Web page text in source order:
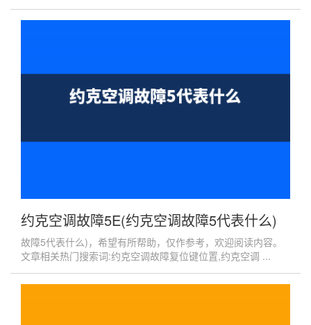
约克空调故障5E(约克空调故障5代表什么)
故障5代表什么)，希望有所帮助，仅作参考，欢迎阅读内容。
文章相关热门搜索词:约克空调故障复位键位置,约克空调 ...